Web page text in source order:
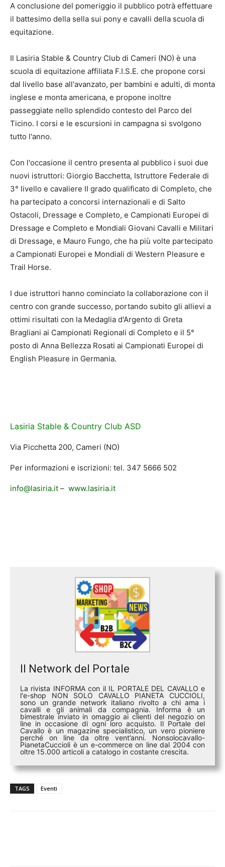
A conclusione del pomeriggio il pubblico potrà effettuare
il battesimo della sella sui pony e cavalli della scuola di
equitazione.
Il Lasiria Stable & Country Club di Cameri (NO) è una
scuola di equitazione affiliata F.I.S.E. che propone corsi
dal livello base all'avanzato, per bambini e adulti, di monta
inglese e monta americana, e propone inoltre
passeggiate nello splendido contesto del Parco del
Ticino. I corsi e le escursioni in campagna si svolgono
tutto l'anno.
Con l'occasione il centro presenta al pubblico i suoi due
nuovi istruttori: Giorgio Bacchetta, Istruttore Federale di
3° livello e cavaliere II grado qualificato di Completo, che
ha partecipato a concorsi internazionali e di Salto
Ostacoli, Dressage e Completo, e Campionati Europei di
Dressage e Completo e Mondiali Giovani Cavalli e Militari
di Dressage, e Mauro Fungo, che ha più volte partecipato
a Campionati Europei e Mondiali di Western Pleasure e
Trail Horse.
I due istruttori hanno cominciato la collaborazione con il
centro con grande successo, portando subito gli allievi a
ottimi risultati con la Medaglia d'Argento di Greta
Bragliani ai Campionati Regionali di Completo e il 5°
posto di Anna Bellezza Rosati ai Campionati Europei di
English Pleasure in Germania.
Lasiria Stable & Country Club ASD
Via Picchetta 200, Cameri (NO)
Per informazioni e iscrizioni: tel. 347 5666 502
info@lasiria.it – www.lasiria.it
Il Network del Portale
La rivista INFORMA con il IL PORTALE DEL CAVALLO e
l'e-shop NON SOLO CAVALLO PIANETA CUCCIOLI,
sono un grande network italiano rivolto a chi ama i
cavalli e gli animali da compagnia. Informa è un
bimestrale inviato in omaggio ai clienti del negozio on
line in occasione di ogni loro acquisto. Il Portale del
Cavallo è un magazine specialistico, un vero pioniere
perché on line da oltre vent’anni. Nonsolocavallo-
PianetaCuccioli è un e-commerce on line dal 2004 con
oltre 15.000 articoli a catalogo in costante crescita.
TAGS Eventi